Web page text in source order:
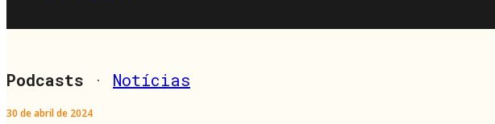
Podcasts · Notícias
30 de abril de 2024